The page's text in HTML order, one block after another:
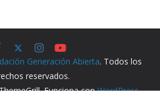
Generación Abierta. Todos los
reservados.
Funciona conWordPress.